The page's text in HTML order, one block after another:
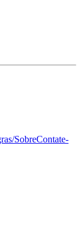
/SobreContate-